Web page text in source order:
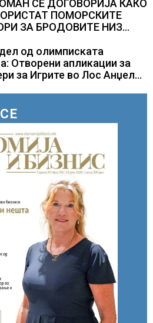
СЕ ДОГОВОРИЈА КАКО
ПОМОРСКИТЕ
ЗА БРОДОВИТЕ НИЗ
од олимписката
Отворени апликации за
за Игрите во Лос Анџелес